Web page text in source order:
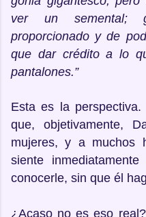
ver un semental;
proporcionado y de
que dar crédito a lo
pantalones.”
Esta es la
que, objetivamente,
mujeres, y a muchos
siente
conocerle, sin que él
¿Acaso no es eso